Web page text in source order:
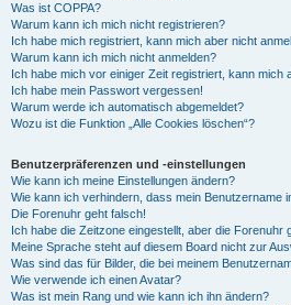
Was ist COPPA?
Warum kann ich mich nicht registrieren?
Ich habe mich registriert, kann mich aber nicht
Warum kann ich mich nicht anmelden?
Ich habe mich vor einiger Zeit registriert, kann mich
Ich habe mein Passwort vergessen!
Warum werde ich automatisch abgemeldet?
Wozu ist die Funktion „Alle Cookies löschen“?
Benutzerpräferenzen und -einstellungen
Wie kann ich meine Einstellungen ändern?
Wie kann ich verhindern, dass mein Benutzername
Die Forenuhr geht falsch!
Ich habe die Zeitzone eingestellt, aber die Forenuhr
Meine Sprache steht auf diesem Board nicht zur
Was sind das für Bilder, die bei meinem
Wie verwende ich einen Avatar?
Was ist mein Rang und wie kann ich ihn ändern?